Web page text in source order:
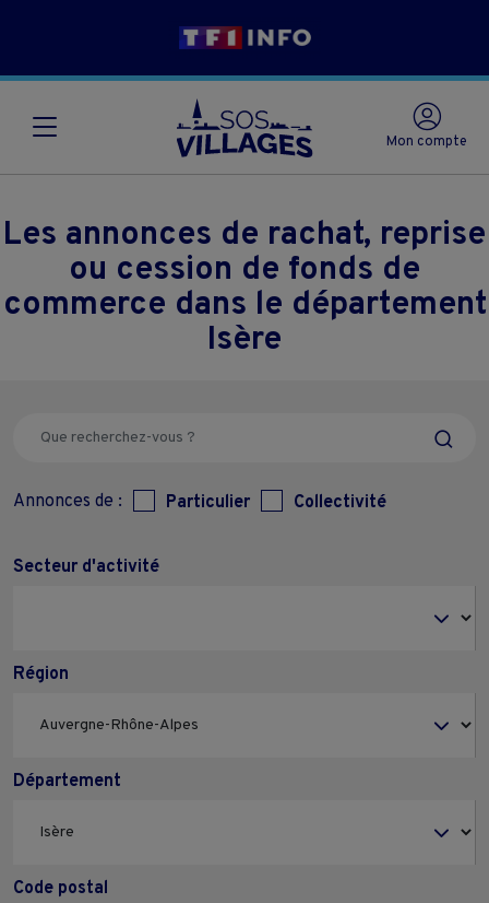
Mon compte
Les annonces de rachat, reprise
ou cession de fonds de
commerce dans le département
Isère
Annonces de : Particulier Collectivité
Secteur d'activité
Région
Département
Code postal